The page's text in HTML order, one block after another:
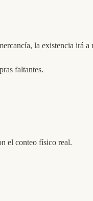
la existencia irá a
faltantes.
el conteo físico real.